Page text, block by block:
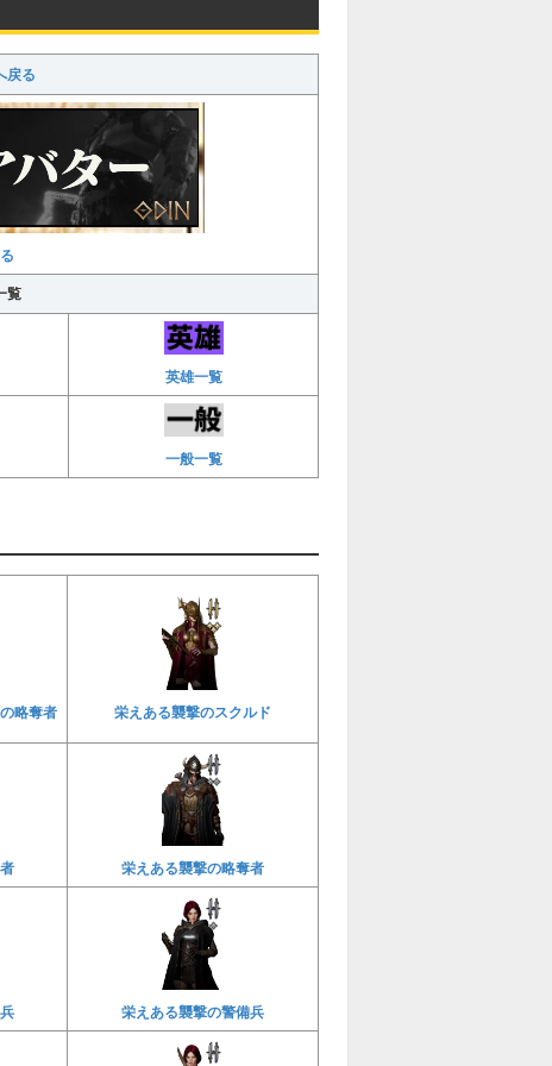
戻る
覧
英雄一覧
一般一覧
略奪者 栄えある襲撃のスクルド
栄えある襲撃の略奪者
栄えある襲撃の警備兵